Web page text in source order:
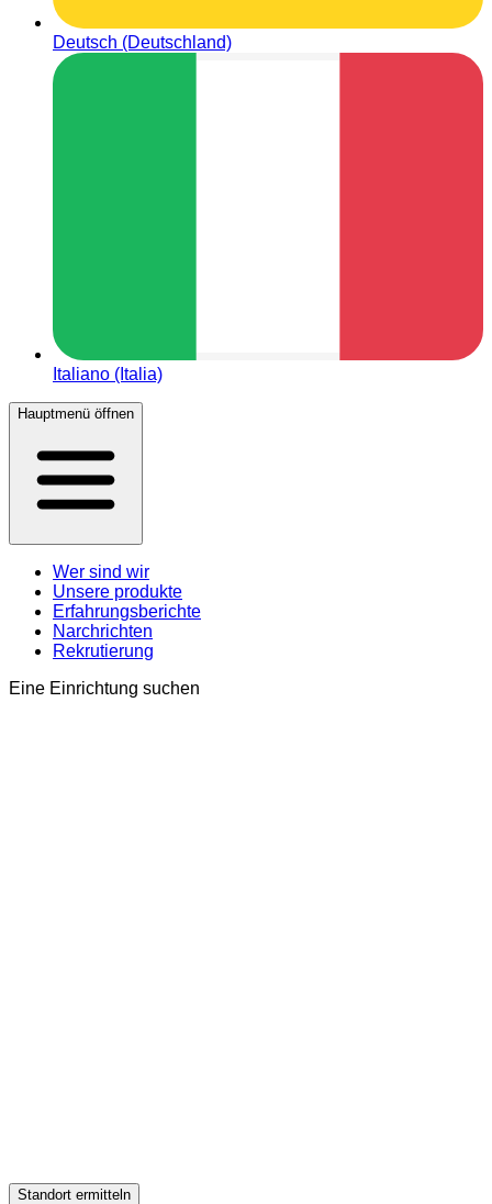
Deutsch (Deutschland)
Italiano (Italia)
Hauptmenü öffnen
Wer sind wir
Unsere produkte
Erfahrungsberichte
Narchrichten
Rekrutierung
Eine Einrichtung suchen
Standort ermitteln